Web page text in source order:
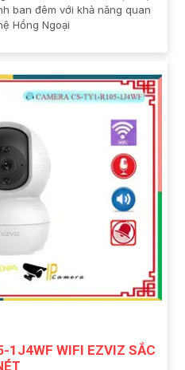
ban đêm với khả năng quan
Hồng Ngoại
1J4WF WIFI EZVIZ SẮC